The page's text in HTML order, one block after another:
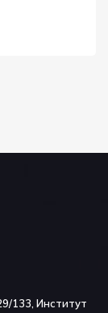
133, Институт